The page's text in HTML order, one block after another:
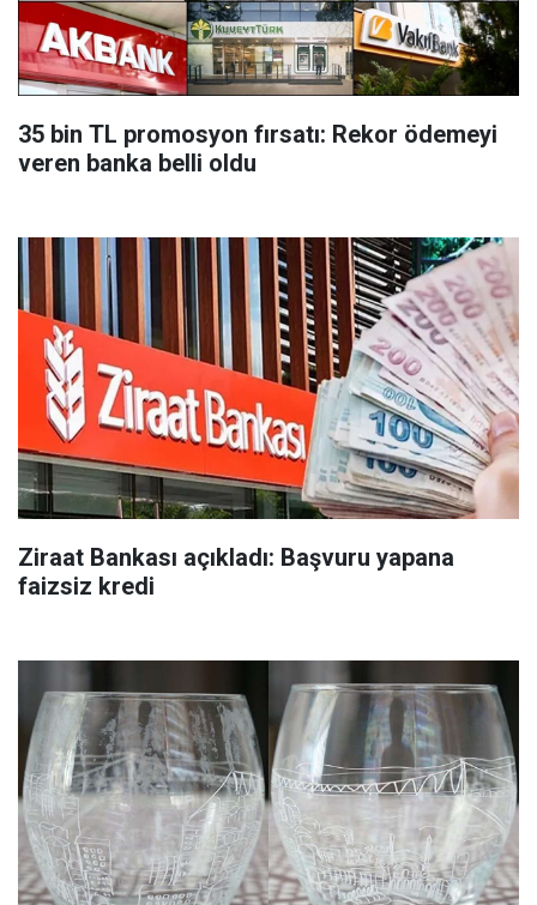
35 bin TL promosyon fırsatı: Rekor ödemeyi
veren banka belli oldu
Ziraat Bankası açıkladı: Başvuru yapana
faizsiz kredi